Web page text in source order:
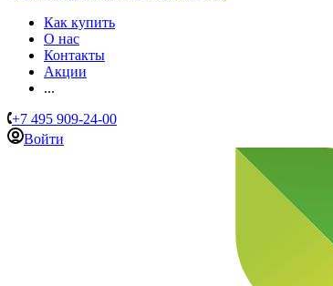
Как купить
О нас
Контакты
Акции
...
+7 495 909-24-00
Войти